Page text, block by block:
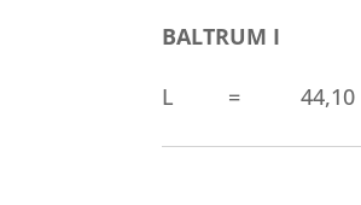
BALTRUM I
L =